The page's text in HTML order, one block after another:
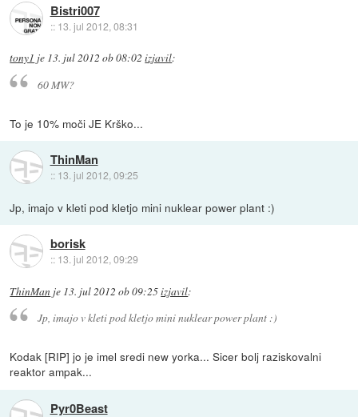
Bistri007
:: 13. jul 2012, 08:31
tony1 je 13. jul 2012 ob 08:02 izjavil:
60 MW?
To je 10% moči JE Krško...
ThinMan
:: 13. jul 2012, 09:25
Jp, imajo v kleti pod kletjo mini nuklear power plant :)
borisk
:: 13. jul 2012, 09:29
ThinMan je 13. jul 2012 ob 09:25izjavil:
Jp, imajo v kleti pod kletjo mini nuklear power plant :)
Kodak [RIP] jo je imel sredi new yorka... Sicer bolj raziskovalni
reaktor ampak...
Pyr0Beast